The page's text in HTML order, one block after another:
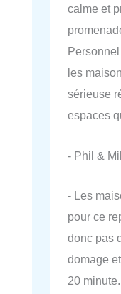
calme et
les
sérieuse
espaces
- Phil &
- Les
pour ce
donc pas
domage
20 minute.